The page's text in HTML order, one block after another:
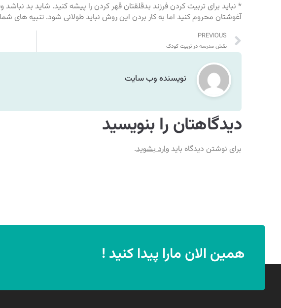
* نباید برای تربیت کردن فرزند بدقلقتان قهر کردن را پیشه کنید. شاید بد نباشد
آغوشتان محروم کنید اما به کار بردن این روش نباید طولانی شود. تنبیه های
PREVIOUS
نقش مدرسه در تربیت کودک
نویسنده وب سایت
دیدگاهتان را بنویسید
برای نوشتن دیدگاه باید وارد بشوید.
همین الان مارا پیدا کنید !